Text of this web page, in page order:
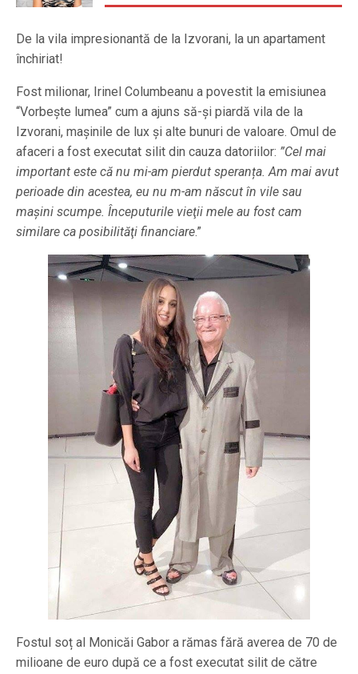
De la vila impresionantă de la Izvorani, la un apartament
închiriat!
Fost milionar, Irinel Columbeanu a povestit la emisiunea
“Vorbește lumea” cum a ajuns să-și piardă vila de la
Izvorani, mașinile de lux și alte bunuri de valoare. Omul de
afaceri a fost executat silit din cauza datoriilor: ”Cel mai
important este că nu mi-am pierdut speranța. Am mai avut
perioade din acestea, eu nu m-am născut în vile sau
maşini scumpe. Începuturile vieţii mele au fost cam
similare ca posibilităţi financiare.”
Fostul soț al Monicăi Gabor a rămas fără averea de 70 de
milioane de euro după ce a fost executat silit de către